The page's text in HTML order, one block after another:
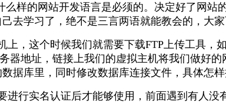
样的网站开发语言是必须的。决定好了网
去学习了，绝不是三言两语就能教会的，大
，这个时候我们就需要下载FTP上传工具，
器地址，链接上我们的虚拟主机将我们做好
据库里，同时修改数据库连接文件，具体怎
行实名认证后才能够使用，前面遇到有人